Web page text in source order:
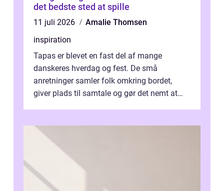
det bedste sted at spille
11 juli 2026
Amalie Thomsen
inspiration
Tapas er blevet en fast del af mange
danskeres hverdag og fest. De små
anretninger samler folk omkring bordet,
giver plads til samtale og gør det nemt at